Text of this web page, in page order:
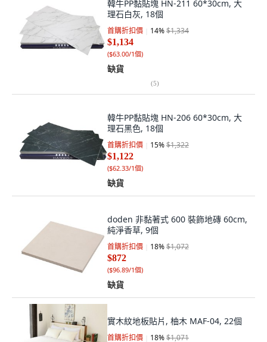
韓牛PP黏貼塊 HN-211 60*30cm, 大
理石白灰, 18個
首購折扣價 14%$1,334
$1,134
($63.00/1個)
缺貨
(5)
韓牛PP黏貼塊 HN-206 60*30cm, 大
理石黑色, 18個
首購折扣價 15%$1,322
$1,122
($62.33/1個)
缺貨
doden 非黏著式 600 裝飾地磚 60cm,
純淨香草, 9個
首購折扣價 18%$1,072
$872
($96.89/1個)
缺貨
實木紋地板貼片, 柚木 MAF-04, 22個
首購折扣價 18%$1,071